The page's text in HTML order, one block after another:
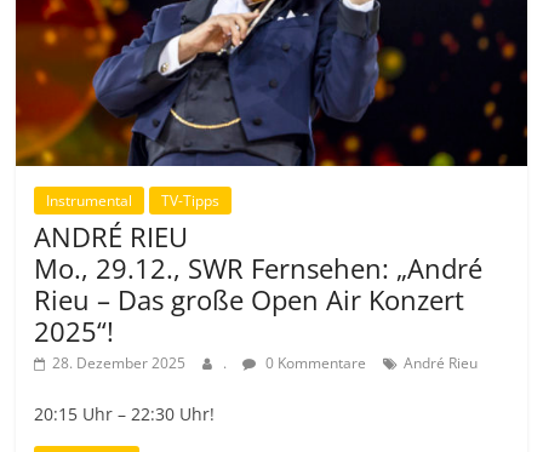
Instrumental TV-Tipps
ANDRÉ RIEU
Mo., 29.12., SWR Fernsehen: „André
Rieu – Das große Open Air Konzert
2025“!
28. Dezember 2025 . 0 Kommentare André Rieu
20:15 Uhr – 22:30 Uhr!